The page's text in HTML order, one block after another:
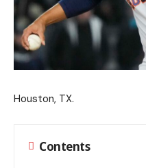
Houston, TX.
Contents